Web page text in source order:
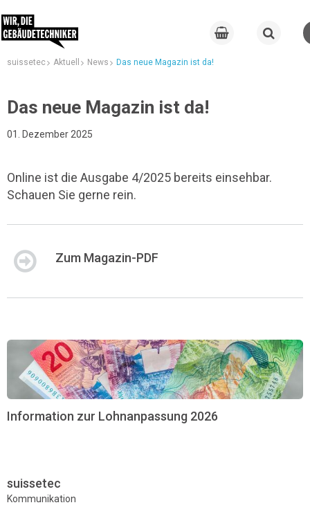
suissetec Aktuell News Das neue Magazin ist da!
Das neue Magazin ist da!
01. Dezember 2025
Online ist die Ausgabe 4/2025 bereits einsehbar.
Schauen Sie gerne rein.
Zum Magazin-PDF
Information zur Lohnanpassung 2026
suissetec
Kommunikation